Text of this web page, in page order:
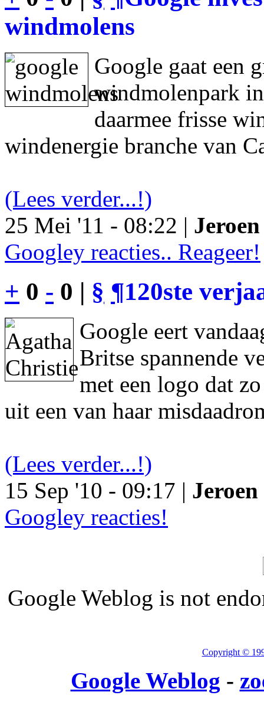
windmolens
Google gaat een
windmolenpark
daarmee frisse
windenergie branche van
(Lees verder...!)
25 Mei '11 - 08:22 |
Googley reacties.. Reageer!
+ 0 - 0 | § ¶120ste
Google eert
Britse spannende
met een logo dat
uit een van haar
(Lees verder...!)
15 Sep '10 - 09:17 |
Googley reacties!
Google Weblog is not
Copyright ©
Google Weblog -